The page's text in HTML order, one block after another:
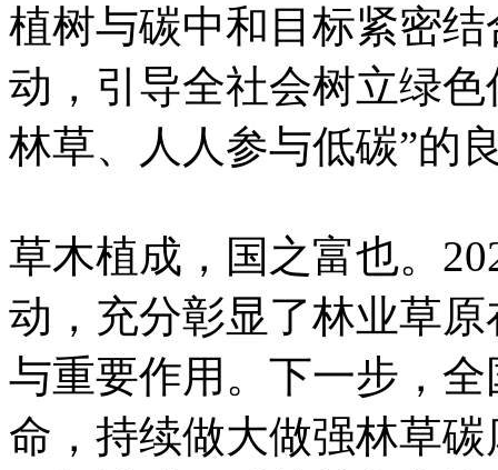
植树与碳中和目标紧密
动，引导全社会树立绿
林草、人人参与低碳”的
草木植成，国之富也。
动，充分彰显了林业草
与重要作用。下一步，
命，持续做大做强林草